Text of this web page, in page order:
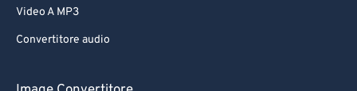
Video A MP3
Convertitore audio